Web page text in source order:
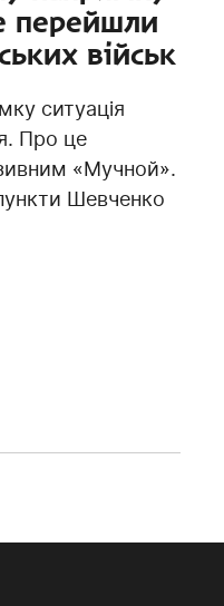
перейшли
військ
ситуація
Про це
«Мучной».
Шевченко